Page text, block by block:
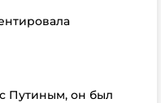
Путиным, он был